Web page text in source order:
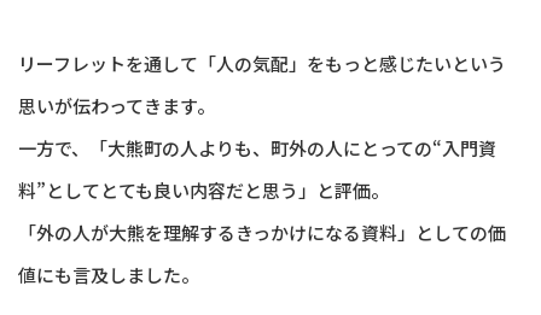
リーフレットを通して「人の気配」をもっと感じたいという
思いが伝わってきます。
一方で、「大熊町の人よりも、町外の人にとっての“入門資
料”としてとても良い内容だと思う」と評価。
「外の人が大熊を理解するきっかけになる資料」としての価
値にも言及しました。